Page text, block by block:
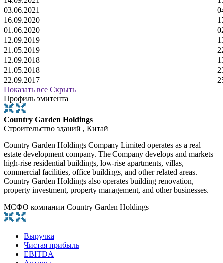
03.06.2021
16.09.2020
01.06.2020
12.09.2019
21.05.2019
12.09.2018
21.05.2018
22.09.2017
Показать все Скрыть
Профиль эмитента
Country Garden Holdings
Строительство зданий , Китай
Country Garden Holdings Company Limited operates as a real
estate development company. The Company develops and markets
high-rise residential buildings, low-rise apartments, villas,
commercial facilities, office buildings, and other related areas.
Country Garden Holdings also operates building renovation,
property investment, property management, and other businesses.
МСФО компании Country Garden Holdings
Выручка
Чистая прибыль
EBITDA